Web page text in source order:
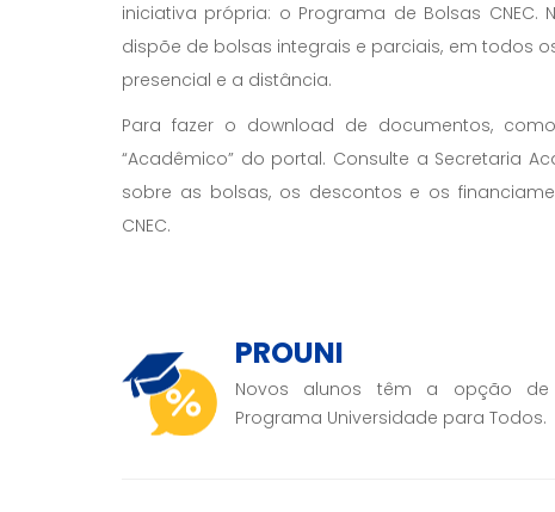
iniciativa própria: o Programa de Bolsas CNEC.
dispõe de bolsas integrais e parciais, em todos
presencial e a distância.
Para fazer o download de documentos,
“Acadêmico” do portal. Consulte a Secretaria
sobre as bolsas, os descontos e os
CNEC.
PROUNI
Novos alunos têm a opção
Programa Universidade para Todos.